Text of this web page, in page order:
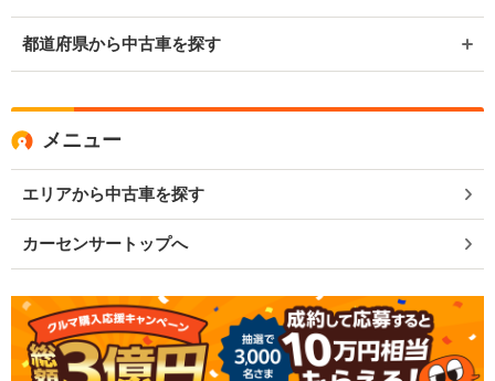
都道府県から中古車を探す
メニュー
エリアから中古車を探す
カーセンサートップへ